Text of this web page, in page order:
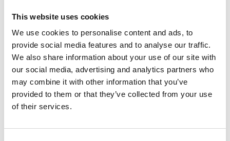
This website uses cookies
We use cookies to personalise content and ads, to
provide social media features and to analyse our traffic.
We also share information about your use of our site with
our social media, advertising and analytics partners who
may combine it with other information that you’ve
provided to them or that they’ve collected from your use
of their services.
Golvvågar
Fäste för
väggmontering, CS och
TD52P
Artikelnr: TD52P-WMK
605 kr
Golvvågar
Golvram för VFP,
Lackat stål
Finns i flera varianter
Pris från: 17 260 kr